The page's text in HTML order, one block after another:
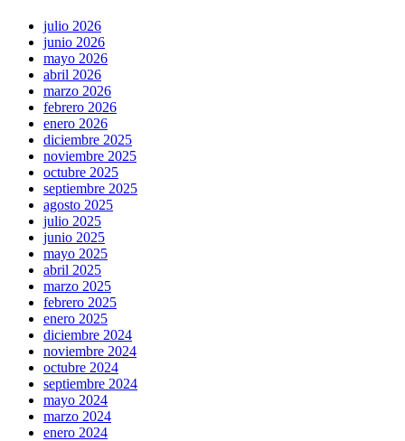
julio 2026
junio 2026
mayo 2026
abril 2026
marzo 2026
febrero 2026
enero 2026
diciembre 2025
noviembre 2025
octubre 2025
septiembre 2025
agosto 2025
julio 2025
junio 2025
mayo 2025
abril 2025
marzo 2025
febrero 2025
enero 2025
diciembre 2024
noviembre 2024
octubre 2024
septiembre 2024
mayo 2024
marzo 2024
enero 2024